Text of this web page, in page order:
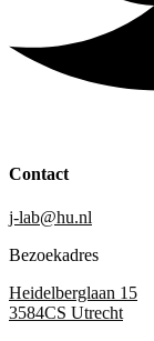
Contact
j-lab@hu.nl
Bezoekadres
Heidelberglaan 15
3584CS Utrecht